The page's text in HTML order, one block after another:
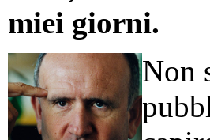
miei giorni.
Non